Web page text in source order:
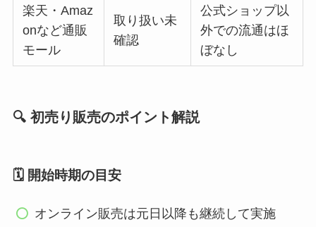
楽天・Amaz
onなど通販
モール
取り扱い未
確認
公式ショップ以
外での流通はほ
ぼなし
🔍 初売り販売のポイント解説
🗓️ 開始時期の目安
オンライン販売は元日以降も継続して実施